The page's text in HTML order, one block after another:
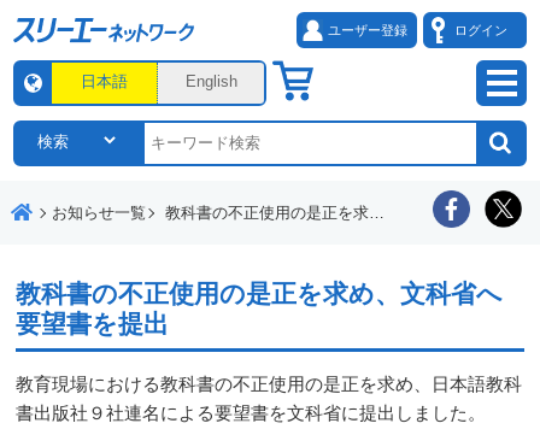
ユーザー登録 ログイン
日本語 English
お知らせ一覧 教科書の不正使用の是正を求め、文科省へ要望書を提出
教科書の不正使用の是正を求め、文科省へ
要望書を提出
教育現場における教科書の不正使用の是正を求め、日本語教科
書出版社９社連名による要望書を文科省に提出しました。